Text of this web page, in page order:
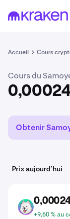
Accueil Cours
0,00024 €
Cours du
Obtenir
Prix aujourd’hui
SAMO
+9,60 % au